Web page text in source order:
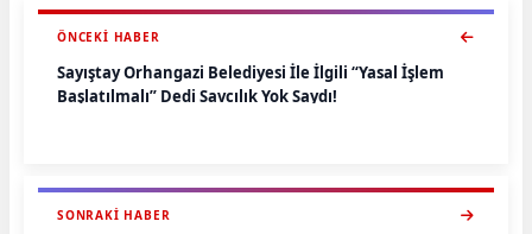
ÖNCEKI HABER
Sayıştay Orhangazi Belediyesi İle İlgili “Yasal İşlem
Başlatılmalı” Dedi Savcılık Yok Saydı!
SONRAKI HABER